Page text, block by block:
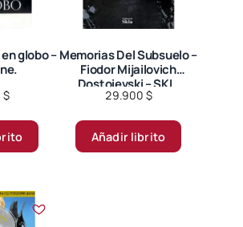
página
de
globo –
$
Memorias Del Subsuelo –
Fiodor Mijailovich
Dostoievski – SKL.
29.900 $
Añadir librito